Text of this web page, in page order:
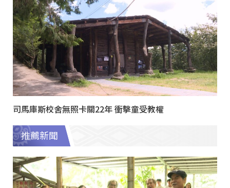
司馬庫斯校舍無照卡關22年 衝擊童受教權
推薦新聞